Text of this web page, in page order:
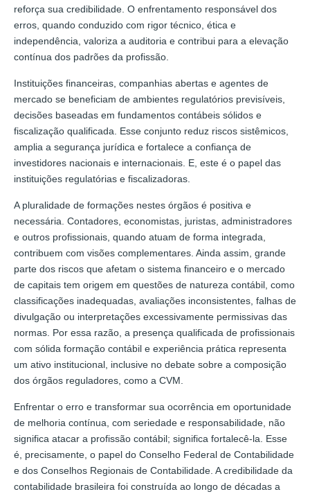
reforça sua credibilidade. O enfrentamento responsável dos
erros, quando conduzido com rigor técnico, ética e
independência, valoriza a auditoria e contribui para a elevação
contínua dos padrões da profissão.
Instituições financeiras, companhias abertas e agentes de
mercado se beneficiam de ambientes regulatórios previsíveis,
decisões baseadas em fundamentos contábeis sólidos e
fiscalização qualificada. Esse conjunto reduz riscos sistêmicos,
amplia a segurança jurídica e fortalece a confiança de
investidores nacionais e internacionais. E, este é o papel das
instituições regulatórias e fiscalizadoras.
A pluralidade de formações nestes órgãos é positiva e
necessária. Contadores, economistas, juristas, administradores
e outros profissionais, quando atuam de forma integrada,
contribuem com visões complementares. Ainda assim, grande
parte dos riscos que afetam o sistema financeiro e o mercado
de capitais tem origem em questões de natureza contábil, como
classificações inadequadas, avaliações inconsistentes, falhas de
divulgação ou interpretações excessivamente permissivas das
normas. Por essa razão, a presença qualificada de profissionais
com sólida formação contábil e experiência prática representa
um ativo institucional, inclusive no debate sobre a composição
dos órgãos reguladores, como a CVM.
Enfrentar o erro e transformar sua ocorrência em oportunidade
de melhoria contínua, com seriedade e responsabilidade, não
significa atacar a profissão contábil; significa fortalecê-la. Esse
é, precisamente, o papel do Conselho Federal de Contabilidade
e dos Conselhos Regionais de Contabilidade. A credibilidade da
contabilidade brasileira foi construída ao longo de décadas a